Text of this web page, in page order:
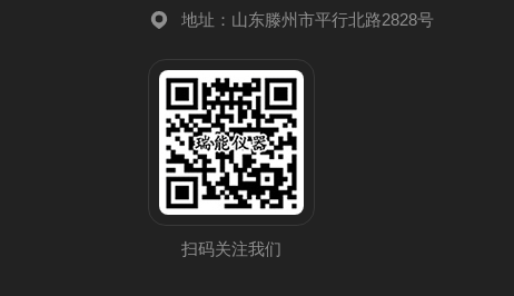
地址：山东滕州市平行北路2828号
扫码关注我们